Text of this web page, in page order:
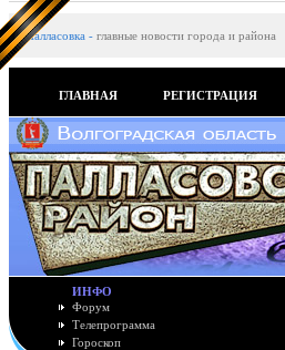
Палласовка - главные новости города и района
ГЛАВНАЯ РЕГИСТРАЦИЯ
ИНФО
Форум
Телепрограмма
Гороскоп